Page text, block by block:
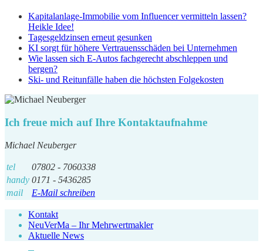
Kapitalanlage-Immobilie vom Influencer vermitteln lassen?
Heikle Idee!
Tagesgeldzinsen erneut gesunken
KI sorgt für höhere Vertrauensschäden bei Unternehmen
Wie lassen sich E-Autos fachgerecht abschleppen und
bergen?
Ski- und Reitunfälle haben die höchsten Folgekosten
Ich freue mich auf Ihre Kontaktaufnahme
Michael Neuberger
tel
07802 - 7060338
handy 0171 - 5436285
mail
E-Mail schreiben
Kontakt
NeuVerMa – Ihr Mehrwertmakler
Aktuelle News